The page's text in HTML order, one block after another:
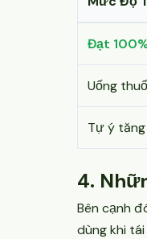
Đạt
Uống
Tự ý
4.
Bên cạnh
dùng khi